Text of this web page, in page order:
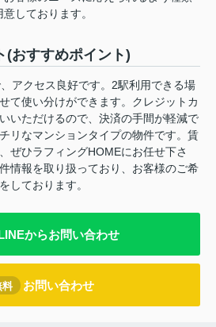
しております。
(おすすめポイント)
アクセス良好です。2駅利用できる場
て使い分けができます。クレジットカ
いただけるので、決済の手間が軽減で
リなマンションタイプの物件です。賃
ぜひラフィングHOMEにお任せ下さ
情報を取り扱っており、お客様のご希
しております。
からお問い合わせ
料 お問い合わせ